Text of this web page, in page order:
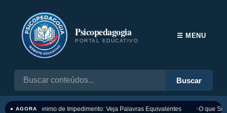
Psicopedagogia
PORTAL EDUCATIVO
Buscar
☰ MENU
● AGORASinônimo de Impedimento: Veja Palavras Equivalentes O que